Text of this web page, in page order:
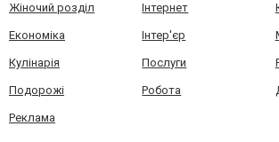
Жіночий розділ Інтернет
Економіка Інтер'єр
Кулінарія Послуги
Подорожі Робота
Реклама